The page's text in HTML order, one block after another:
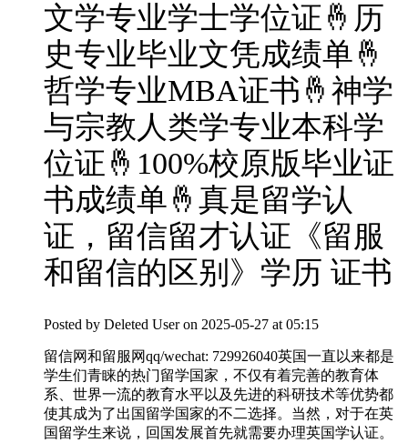
文学专业学士学位证🤞历
史专业毕业文凭成绩单🤞
哲学专业MBA证书🤞神学
与宗教人类学专业本科学
位证🤞100%校原版毕业证
书成绩单🤞真是留学认
证，留信留才认证《留服
和留信的区别》学历 证书
Posted by Deleted User on 2025-05-27 at 05:15
留信网和留服网qq/wechat: 729926040英国一直以来都是
学生们青睐的热门留学国家，不仅有着完善的教育体
系、世界一流的教育水平以及先进的科研技术等优势都
使其成为了出国留学国家的不二选择。当然，对于在英
国留学生来说，回国发展首先就需要办理英国学认证。